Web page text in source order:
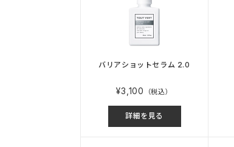
バリアショットセラム 2.0
¥3,100 （税込）
詳細を見る